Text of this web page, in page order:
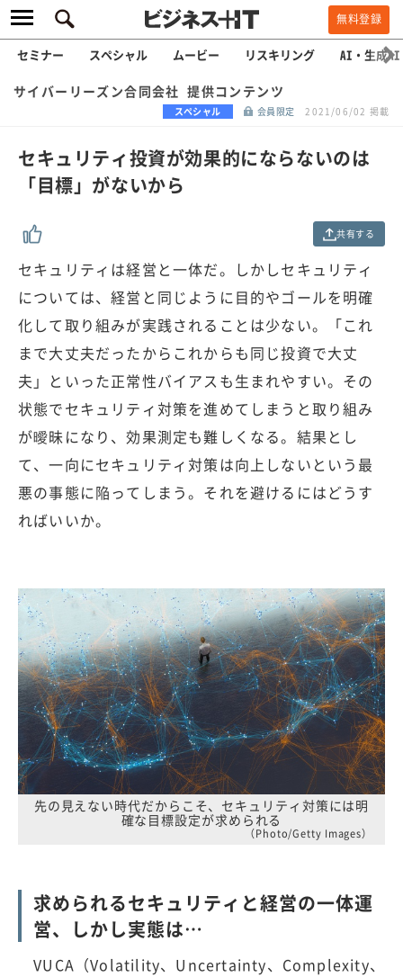
無料登録
セミナー スペシャル ムービー リスキリング AI・生成AI
サイバーリーズン合同会社 提供コンテンツ
スペシャル 会員限定 2021/06/02 掲載
セキュリティ投資が効果的にならないのは
「目標」がないから
共有する
セキュリティは経営と一体だ。しかしセキュリティ
については、経営と同じように目的やゴールを明確
化して取り組みが実践されることは少ない。「これ
まで大丈夫だったからこれからも同じ投資で大丈
夫」といった正常性バイアスも生まれやすい。その
状態でセキュリティ対策を進めてしまうと取り組み
が曖昧になり、効果測定も難しくなる。結果とし
て、一向にセキュリティ対策は向上しないという最
悪の事態に陥ってしまう。それを避けるにはどうす
ればいいか。
先の見えない時代だからこそ、セキュリティ対策には明
確な目標設定が求められる
（Photo/Getty Images）
求められるセキュリティと経営の一体運
営、しかし実態は…
VUCA（Volatility、Uncertainty、Complexity、